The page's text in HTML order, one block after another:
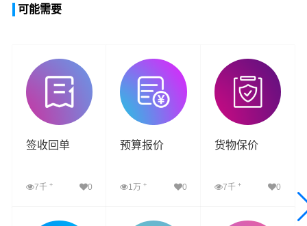
可能需要
签收回单
7千 + 0
查看详细
预算报价
1万+ 0
查看详细
货物保价
7千 + 0
查看详细